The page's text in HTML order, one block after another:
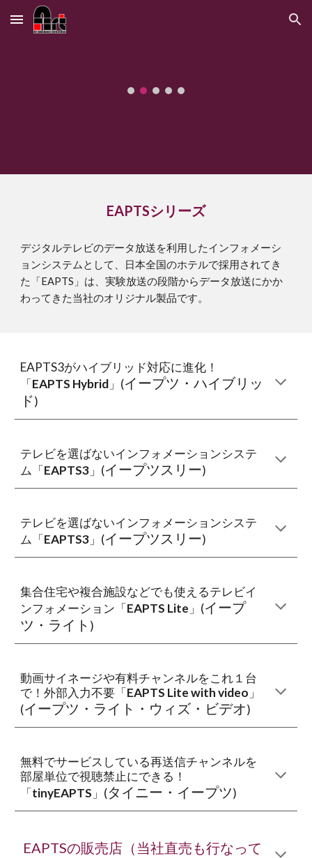
Skip to main content Skip to navigation
EAPTSシリーズ
デジタルテレビのデータ放送を利用したインフォメーシ
ョンシステムとして、日本全国のホテルで採用されてき
た「EAPTS」は、実験放送の段階からデータ放送にかか
わってきた当社のオリジナル製品です。
EAPTS3がハイブリッド対応に進化！
「EAPTS Hybrid 」(イープツ・ハイブリッ
ド)
テレビを選ばないインフォメーションシステ
ム「EAPTS3 」(イープツスリー)
テレビを選ばないインフォメーションシステ
ム「EAPTS3 」(イープツスリー)
集合住宅や複合施設などでも使えるテレビイ
ンフォメーション「EAPTS Lite 」(イープ
ツ・ライト )
動画サイネージや有料チャンネルをこれ１台
で！外部入力不要「EAPTS Lite with video 」
(イープツ・ライト・ウィズ・ビデオ)
無料でサービスしている再送信チャンネルを
部屋単位で視聴禁止にできる！
「tinyEAPTS 」(タイニー・イープツ)
EAPTSの販売店（当社直売も行なって